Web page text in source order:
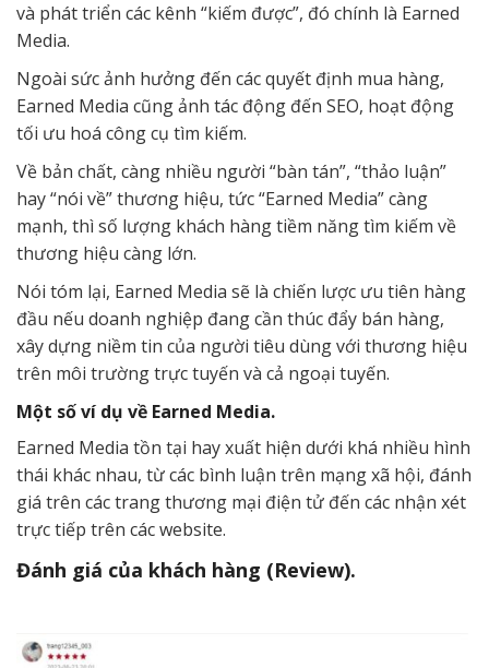
và phát triển các kênh “kiếm được”, đó chính là Earned
Media.
Ngoài sức ảnh hưởng đến các quyết định mua hàng,
Earned Media cũng ảnh tác động đến SEO, hoạt động
tối ưu hoá công cụ tìm kiếm.
Về bản chất, càng nhiều người “bàn tán”, “thảo luận”
hay “nói về” thương hiệu, tức “Earned Media” càng
mạnh, thì số lượng khách hàng tiềm năng tìm kiếm về
thương hiệu càng lớn.
Nói tóm lại, Earned Media sẽ là chiến lược ưu tiên hàng
đầu nếu doanh nghiệp đang cần thúc đẩy bán hàng,
xây dựng niềm tin của người tiêu dùng với thương hiệu
trên môi trường trực tuyến và cả ngoại tuyến.
Một số ví dụ về Earned Media.
Earned Media tồn tại hay xuất hiện dưới khá nhiều hình
thái khác nhau, từ các bình luận trên mạng xã hội, đánh
giá trên các trang thương mại điện tử đến các nhận xét
trực tiếp trên các website.
Đánh giá của khách hàng (Review).